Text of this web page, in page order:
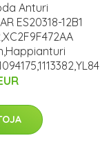
Anturi
ES20318-12B1